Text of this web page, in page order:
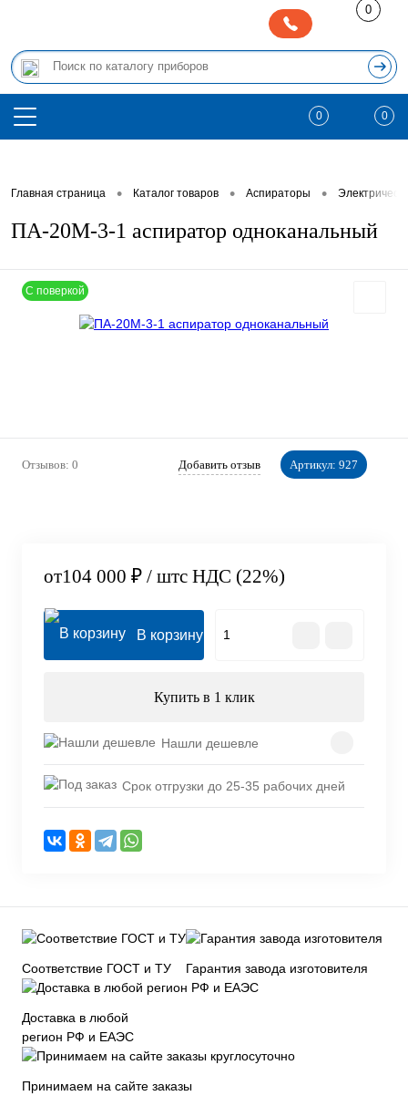
0
0 0
Главная страница • Каталог товаров • Аспираторы •
ПА-20М-3-1 аспиратор одноканальный
С поверкой
Отзывов: 0 Добавить отзыв Артикул: 927
от104 000 ₽ / штс НДС (22%)
В корзину
Купить в 1 клик
Нашли дешевле
Срок отгрузки до 25-35 рабочих дней
Соответствие ГОСТ и ТУ Гарантия завода изготовителя
Доставка в любой
регион РФ и ЕАЭС
Принимаем на сайте заказы